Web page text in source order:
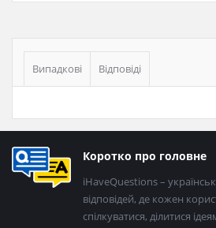
Бічна
панель
Випадкові Відповіді
Нижній
колонтитул
Коротко про головне
iHaveQuestions –
відповідей, де кожен
спілкуватися, ділитися